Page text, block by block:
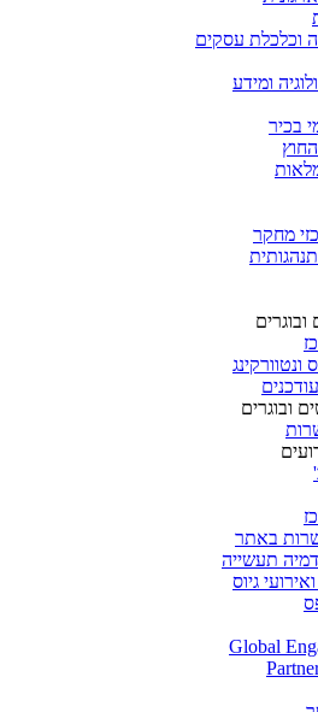
וכלכלת עסקים
ומידע
בכיר
מחקר
ונטוורקינג
ובוגרים
באתר
תעשייה
גיוס
Global